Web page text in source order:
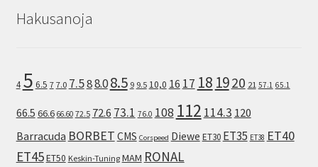
Hakusanoja
4 5 6.5 7 7.0 7.588.08.5 9 9.5 10,0 16 17 18 1920 21 57.1 65.1
66.5 66.6 66.60 72.5 72.6 73.1 76.0 108 112 114.3 120
Barracuda BORBET CMS Corspeed Diewe ET30 ET35 ET38 ET40
ET45ET50 Keskin-Tuning MAM RONAL